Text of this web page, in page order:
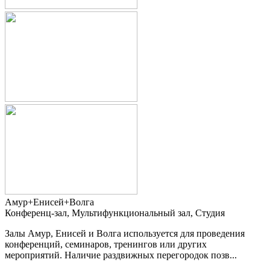
Амур+Енисей+Волга
Конференц-зал, Мультифункциональный зал, Студия
Залы Амур, Енисей и Волга используется для проведения
конференций, семинаров, тренингов или других
мероприятий. Наличие раздвижных перегородок позв...